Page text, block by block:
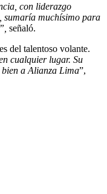
con liderazgo
sumaría muchísimo para
señaló.
del talentoso volante.
cualquier lugar. Su
bien a Alianza Lima”,